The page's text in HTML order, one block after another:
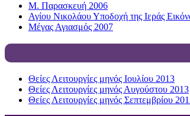
Μ. Παρασκευή 2006
Αγίου Νικολάου Υποδοχή της Ιεράς
Μέγας Αγιασμός 2007
Θείες Λειτουργίες μηνός Ιουλίου 2013
Θείες Λειτουργίες μηνός Αυγούστου 2013
Θείες Λειτουργίες μηνός Σεπτεμβρίου